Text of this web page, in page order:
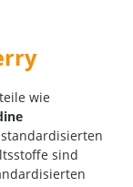
wie
sind